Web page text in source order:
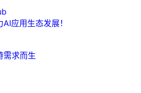
应用生态发展！
需求而生